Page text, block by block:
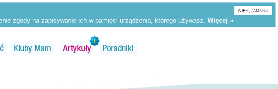
WIEM, ZAMKNIJ